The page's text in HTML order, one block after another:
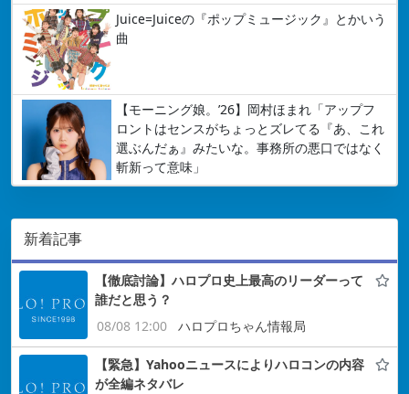
Juice=Juiceの『ポップミュージック』とかいう
曲
【モーニング娘。’26】岡村ほまれ「アップフ
ロントはセンスがちょっとズレてる『あ、これ
選ぶんだぁ』みたいな。事務所の悪口ではなく
斬新って意味」
新着記事
【徹底討論】ハロプロ史上最高のリーダーって
誰だと思う？
08/08 12:00
ハロプロちゃん情報局
【緊急】Yahooニュースによりハロコンの内容
が全編ネタバレ